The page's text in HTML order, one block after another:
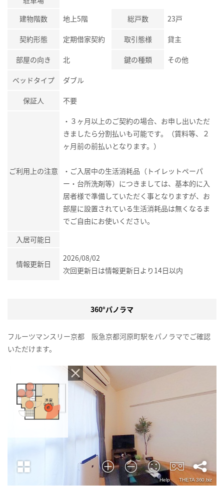
建物階数
地上5階 総戸数 23戸
契約形態 定期借家契約 取引態様 貸主
部屋の向き 北 鍵の種類 その他
ベッドタイプ ダブル
保証人 不要
ご利用上の注意
・３ヶ月以上のご契約の場合、お申し出いただ
きましたら分割払いも可能です。（賃料等、２
ヶ月前の前払いとなります。）
・ご入居中の生活消耗品（トイレットペーパ
ー・台所洗剤等）につきましては、基本的に入
居者様で準備していただく事となりますが、お
部屋に設置されている生活消耗品は無くなるま
でご自由にお使いください。
入居可能日
情報更新日
2026/08/02
次回更新日は情報更新日より14日以内
360°パノラマ
フルーツマンスリー京都 阪急京都河原町駅をパノラマでご確認
いただけます。